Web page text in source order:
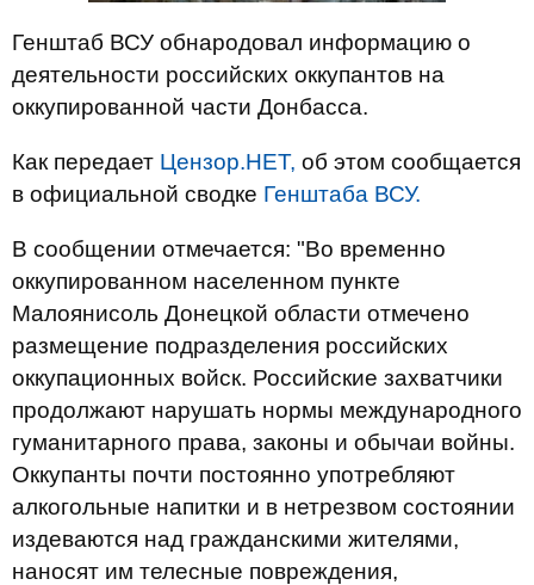
Генштаб ВСУ обнародовал информацию о
деятельности российских оккупантов на
оккупированной части Донбасса.
Как передает Цензор.НЕТ, об этом сообщается
в официальной сводке Генштаба ВСУ.
В сообщении отмечается: "Во временно
оккупированном населенном пункте
Малоянисоль Донецкой области отмечено
размещение подразделения российских
оккупационных войск. Российские захватчики
продолжают нарушать нормы международного
гуманитарного права, законы и обычаи войны.
Оккупанты почти постоянно употребляют
алкогольные напитки и в нетрезвом состоянии
издеваются над гражданскими жителями,
наносят им телесные повреждения,